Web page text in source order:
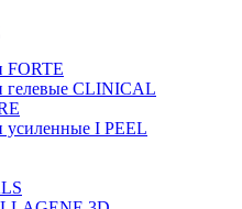
FORTE
гелевые CLINICAL
усиленные I PEEL